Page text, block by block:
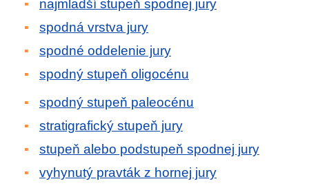
najmladší stupeň spodnej jury
spodná vrstva jury
spodné oddelenie jury
spodný stupeň oligocénu
spodný stupeň paleocénu
stratigrafický stupeň jury
stupeň alebo podstupeň spodnej jury
vyhynutý pravták z hornej jury